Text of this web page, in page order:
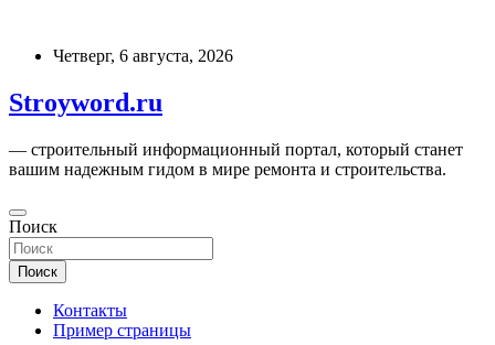
содержимому
Четверг, 6 августа, 2026
Stroyword.ru
— строительный информационный портал, который станет
вашим надежным гидом в мире ремонта и строительства.
Поиск
Поиск
Контакты
Пример страницы